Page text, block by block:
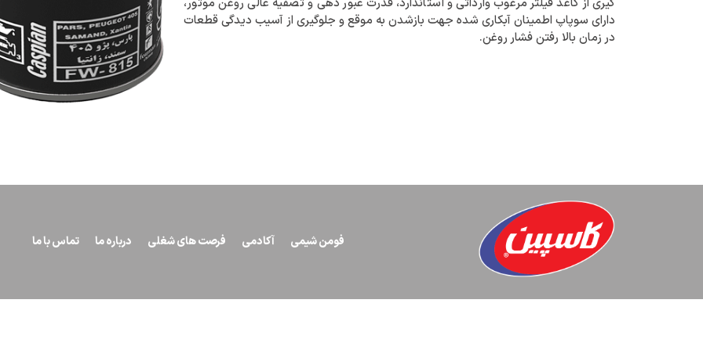
دارای سوپاپ اطمینان آبکاری شده جهت بازشدن به موقع و جلوگیری از آسیب دیدگی قطعات
در زمان بالا رفتن فشار روغن.
فومن شیمی آکادمی فرصت های شغلی درباره ما تماس با ما